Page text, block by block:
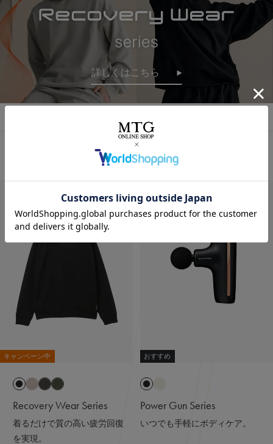
詳しくはこちら
おすすめ商品・新商品はこちら
キャンペーン中
Recovery Wear Series
着るだけで質の高い疲労回復
を実現。
おすすめ
Power Gun Series
いつでも手軽にボディケア。